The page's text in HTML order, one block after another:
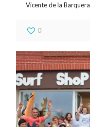
Vicente de la Barquera
0